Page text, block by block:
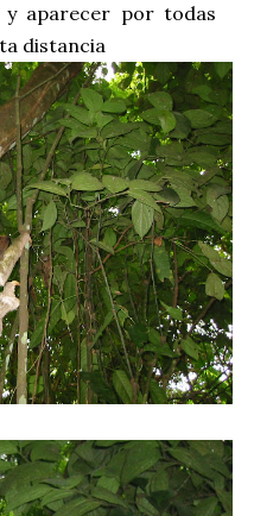
aparecer por todas
distancia